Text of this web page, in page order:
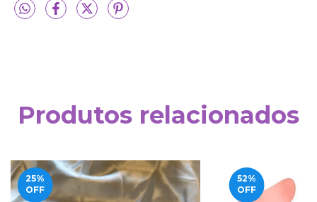
Produtos relacionados
25%
OFF
52%
OFF